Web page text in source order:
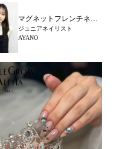
マグネットフレンチネイル
ジュニアネイリスト
AYANO